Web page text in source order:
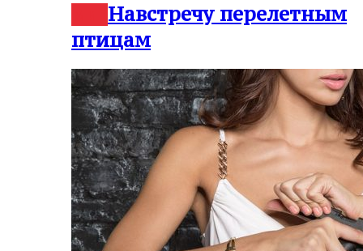
Навстречу перелетным
птицам